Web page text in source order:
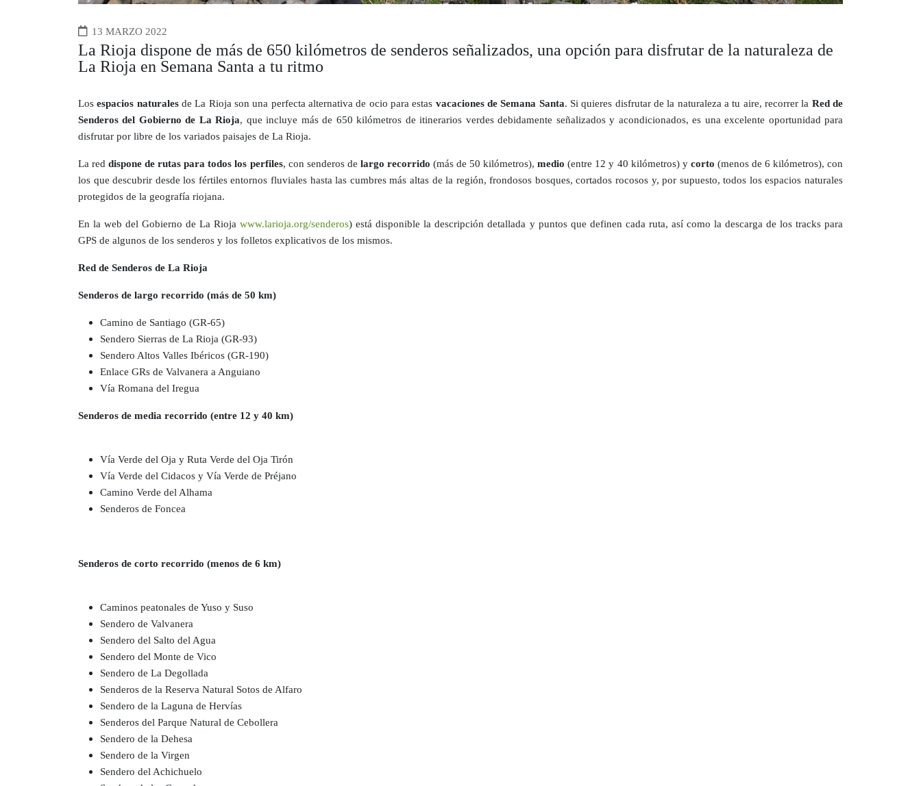
13 MARZO 2022
La Rioja dispone de más de 650 kilómetros de senderos señalizados, una opción para disfrutar de la naturaleza de
La Rioja en Semana Santa a tu ritmo
Losespacios naturalesde La Rioja son una perfecta alternativa de ocio para estas vacaciones de Semana Santa. Si quieres disfrutar de la naturaleza a tu aire, recorrer la Red de
Senderos del Gobierno de La Rioja, que incluye más de 650 kilómetros de itinerarios verdes debidamente señalizados y acondicionados, es una excelente oportunidad para
disfrutar por libre de los variados paisajes de La Rioja.
La reddispone de rutas para todos los perfiles, con senderos de largo recorrido (más de 50 kilómetros), medio (entre 12 y 40 kilómetros) y corto (menos de 6 kilómetros), con
los que descubrir desde los fértiles entornos fluviales hasta las cumbres más altas de la región, frondosos bosques, cortados rocosos y, por supuesto, todos los espacios naturales
protegidos de la geografía riojana.
En la web del Gobierno de La Riojawww.larioja.org/senderos) está disponible la descripción detallada y puntos que definen cada ruta, así como la descarga de los tracks para
GPS de algunos de los senderos y los folletos explicativos de los mismos.
Red de Senderos de La Rioja
Senderos de largo recorrido (más de 50 km)
Camino de Santiago (GR-65)
Sendero Sierras de La Rioja (GR-93)
Sendero Altos Valles Ibéricos (GR-190)
Enlace GRs de Valvanera a Anguiano
Vía Romana del Iregua
Senderos de media recorrido (entre 12 y 40 km)
Vía Verde del Oja y Ruta Verde del Oja Tirón
Vía Verde del Cidacos y Vía Verde de Préjano
Camino Verde del Alhama
Senderos de Foncea
Senderos de corto recorrido (menos de 6 km)
Caminos peatonales de Yuso y Suso
Sendero de Valvanera
Sendero del Salto del Agua
Sendero del Monte de Vico
Sendero de La Degollada
Senderos de la Reserva Natural Sotos de Alfaro
Sendero de la Laguna de Hervías
Senderos del Parque Natural de Cebollera
Sendero de la Dehesa
Sendero de la Virgen
Sendero del Achichuelo